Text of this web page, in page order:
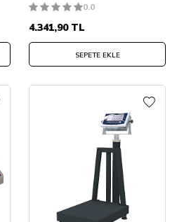
0.0
4.341,90TL
SEPETE EKLE